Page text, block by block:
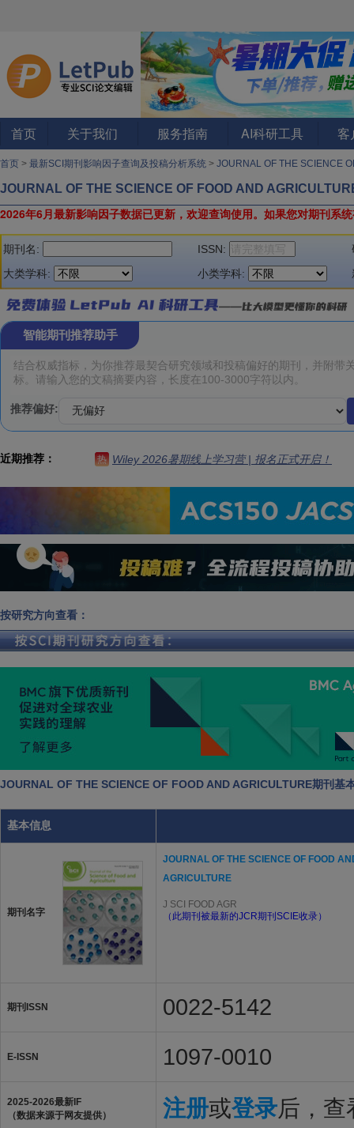
首页 关于我们 服务指南 AI科研工具 客
首页 > 最新SCI期刊影响因子查询及投稿分析系统 > JOURNAL OF THE SCIENCE
JOURNAL OF THE SCIENCE OF FOOD AND
2026年6月最新影响因子数据已更新，欢迎查询使用。 如果您对期刊系
期刊名: ISSN:
大类学科:
小类学科:
智能期刊推荐助手
推荐偏好:
近期推荐： 热 Wiley 2026暑期线上学习营 | 报名正式开启！
按研究方向查看：
JOURNAL OF THE SCIENCE OF FOOD AND AGRICULTURE期刊基
基本信息
期刊名字
JOURNAL OF THE SCIENCE OF FOOD
AGRICULTURE
J SCI FOOD AGR
（此期刊被最新的JCR期刊SCIE收录）
期刊ISSN 0022-5142
E-ISSN 1097-0010
2025-2026最新IF
（数据来源于网友提供）
注册或登录后，查